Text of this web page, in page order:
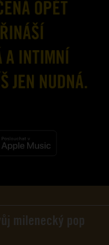
milenecký pop